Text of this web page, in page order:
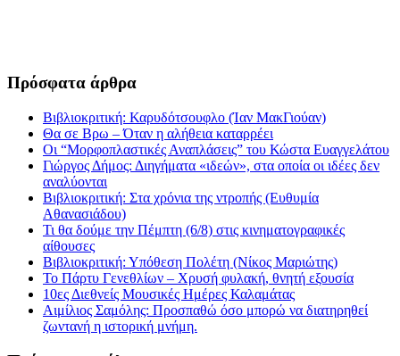
Πρόσφατα άρθρα
Βιβλιοκριτική: Καρυδότσουφλο (Ίαν ΜακΓιούαν)
Θα σε Βρω – Όταν η αλήθεια καταρρέει
Οι “Μορφοπλαστικές Αναπλάσεις” του Κώστα Ευαγγελάτου
Γιώργος Δήμος: Διηγήματα «ιδεών», στα οποία οι ιδέες δεν
αναλύονται
Βιβλιοκριτική: Στα χρόνια της ντροπής (Ευθυμία
Αθανασιάδου)
Τι θα δούμε την Πέμπτη (6/8) στις κινηματογραφικές
αίθουσες
Βιβλιοκριτική: Υπόθεση Πολέτη (Νίκος Μαριώτης)
Το Πάρτυ Γενεθλίων – Χρυσή φυλακή, θνητή εξουσία
10ες Διεθνείς Μουσικές Ημέρες Καλαμάτας
Αιμίλιος Σαμόλης: Προσπαθώ όσο μπορώ να διατηρηθεί
ζωντανή η ιστορική μνήμη.